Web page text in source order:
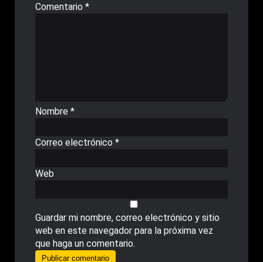
Comentario *
Nombre *
Correo electrónico *
Web
Guardar mi nombre, correo electrónico y sitio
web en este navegador para la próxima vez
que haga un comentario.